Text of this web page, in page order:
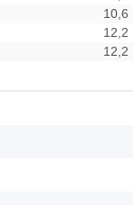
10,6
12,2
12,2